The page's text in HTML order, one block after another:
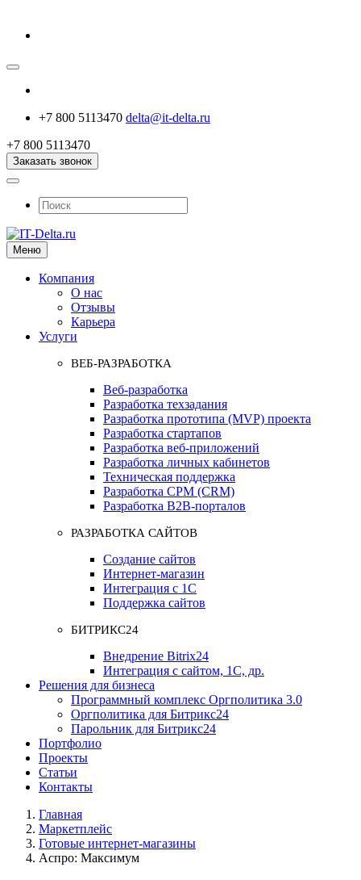
+7 800 5113470 delta@it-delta.ru
+7 800 5113470
Заказать звонок
Меню
Компания
О нас
Отзывы
Карьера
Услуги
ВЕБ-РАЗРАБОТКА
Веб-разработка
Разработка техзадания
Разработка прототипа (MVP) проекта
Разработка стартапов
Разработка веб-приложений
Разработка личных кабинетов
Техническая поддержка
Разработка СРМ (CRM)
Разработка B2B-порталов
РАЗРАБОТКА САЙТОВ
Создание сайтов
Интернет-магазин
Интеграция с 1С
Поддержка сайтов
БИТРИКС24
Внедрение Bitrix24
Интеграция с сайтом, 1С, др.
Решения для бизнеса
Программный комплекс Оргполитика 3.0
Оргполитика для Битрикс24
Парольник для Битрикс24
Портфолио
Проекты
Статьи
Контакты
Главная
Маркетплейс
Готовые интернет-магазины
Аспро: Максимум